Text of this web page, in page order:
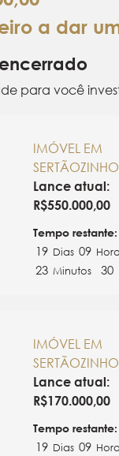
a dar
para você
IMÓVEL EM
SERTÃOZINHO
Lance atual:
R$550.000,00
Tempo restante:
19 Dias 09
23 Minutos 30
IMÓVEL EM
SERTÃOZINHO
Lance atual:
R$170.000,00
Tempo restante:
19 Dias 09